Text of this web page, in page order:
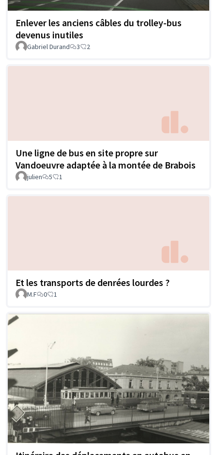
Enlever les anciens câbles du trolley-bus
devenus inutiles
Gabriel Durand 3 2
Une ligne de bus en site propre sur
Vandoeuvre adaptée à la montée de Brabois
julien 5 1
Et les transports de denrées lourdes ?
M.F 0 1